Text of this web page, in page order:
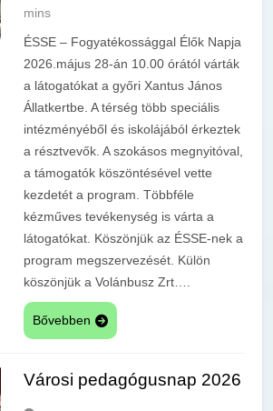
mins
ÉSSE – Fogyatékossággal Élők Napja
2026.május 28-án 10.00 órától várták
a látogatókat a győri Xantus János
Állatkertbe. A térség több speciális
intézményéből és iskolájából érkeztek
a résztvevők. A szokásos megnyitóval,
a támogatók köszöntésével vette
kezdetét a program. Többféle
kézműves tevékenység is várta a
látogatókat. Köszönjük az ÉSSE-nek a
program megszervezését. Külön
köszönjük a Volánbusz Zrt….
Bővebben
Városi pedagógusnap 2026